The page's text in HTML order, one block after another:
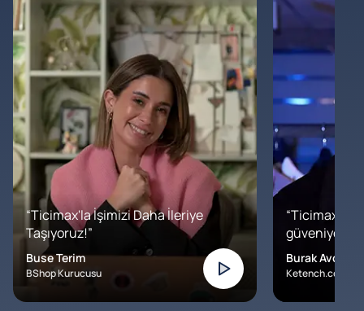
“Ticimax'la İşimizi Daha İleriye
Taşıyoruz!”
Buse Terim
BShop Kurucusu
“Ticimax'a
Burak Avcılar
Ketench.com –